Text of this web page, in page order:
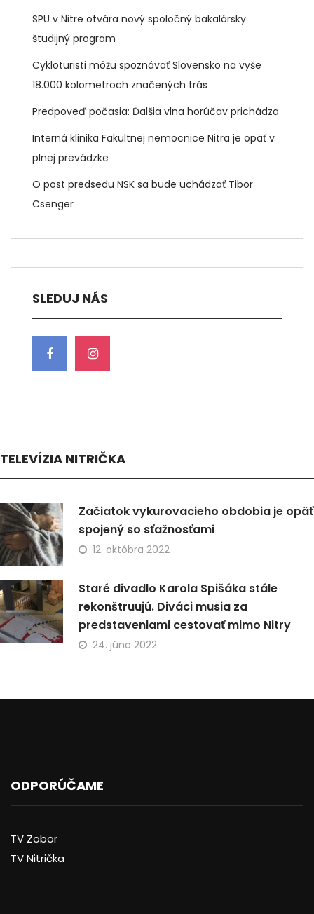
SPU v Nitre otvára nový spoločný bakalársky
študijný program
Cykloturisti môžu spoznávať Slovensko na vyše
18.000 kolometroch značených trás
Predpoveď počasia: Ďalšia vlna horúčav prichádza
Interná klinika Fakultnej nemocnice Nitra je opäť v
plnej prevádzke
O post predsedu NSK sa bude uchádzať Tibor
Csenger
SLEDUJ NÁS
TELEVÍZIA NITRIČKA
Začiatok vykurovacieho obdobia je opäť
spojený so sťažnosťami
12. októbra 2022
Staré divadlo Karola Spišáka stále
rekonštruujú. Diváci musia za
predstaveniami cestovať mimo Nitry
24. júna 2022
ODPORÚČAME
TV Zobor
TV Nitrička